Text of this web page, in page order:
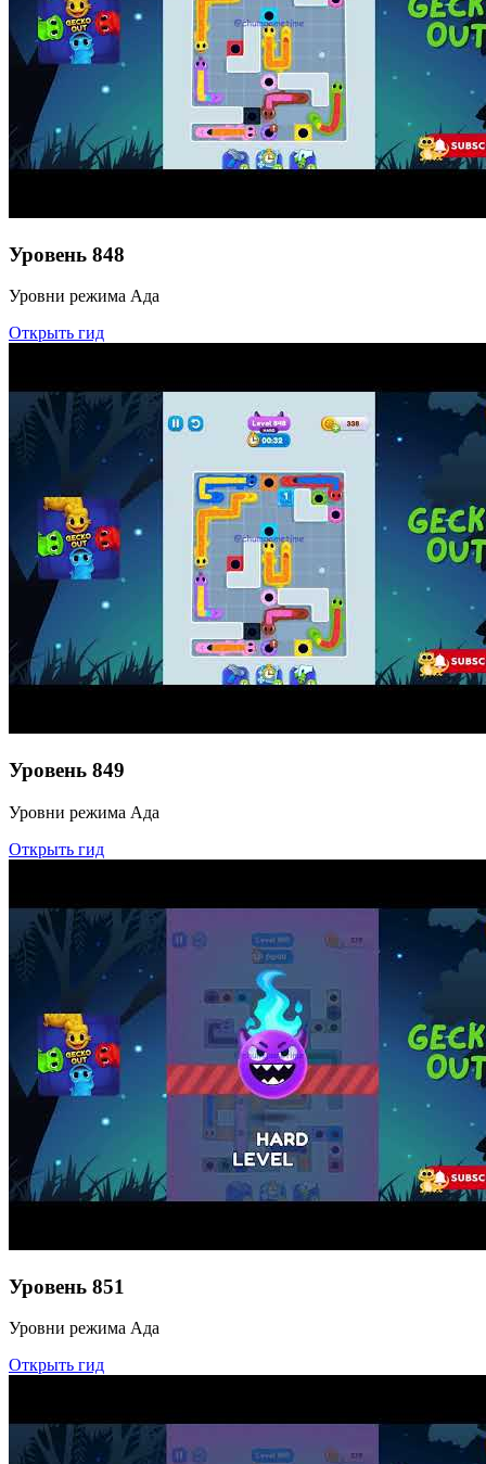
Уровень 848
Уровни режима Ада
Открыть гид
Уровень 849
Уровни режима Ада
Открыть гид
Уровень 851
Уровни режима Ада
Открыть гид